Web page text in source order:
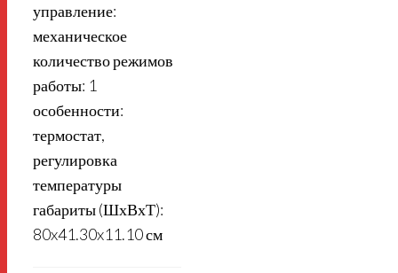
управление:
механическое
количество режимов
работы: 1
особенности:
термостат,
регулировка
температуры
габариты (ШхВхТ):
80x41.30x11.10 см